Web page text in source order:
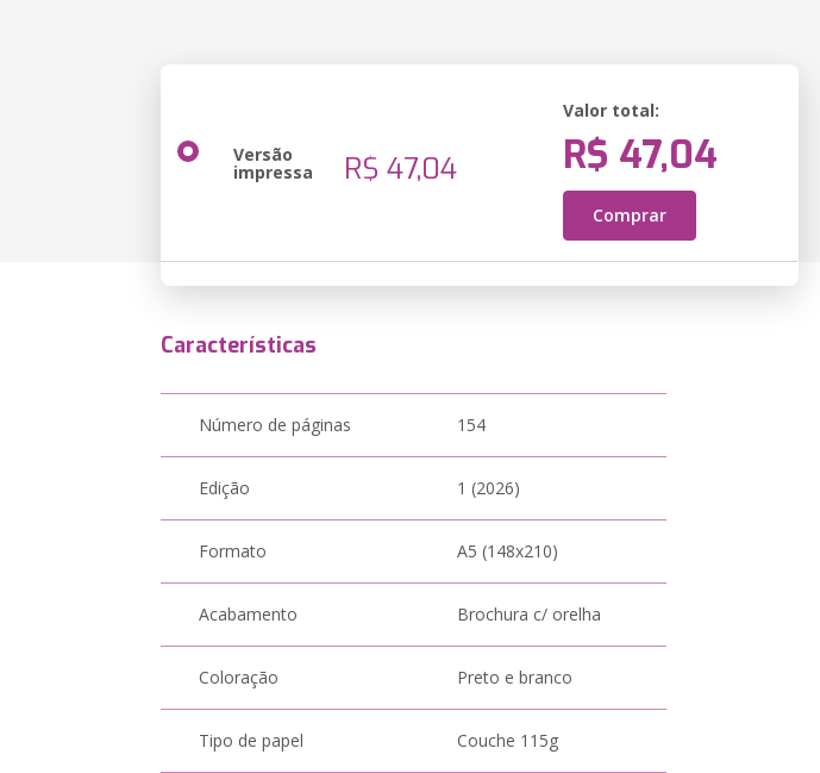
Versão
impressa R$ 47,04
Valor total:
R$ 47,04
Comprar
Características
Número de páginas 154
Edição 1 (2026)
Formato A5 (148x210)
Acabamento Brochura c/ orelha
Coloração Preto e branco
Tipo de papel Couche 115g